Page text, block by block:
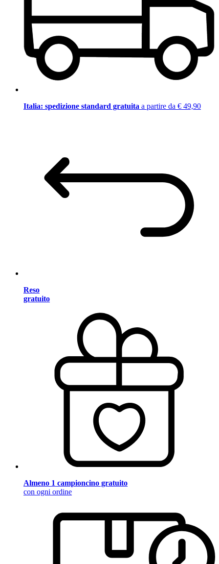
Italia: spedizione standard gratuita a partire da € 49,90
Reso
gratuito
Almeno 1 campioncino gratuito
con ogni ordine